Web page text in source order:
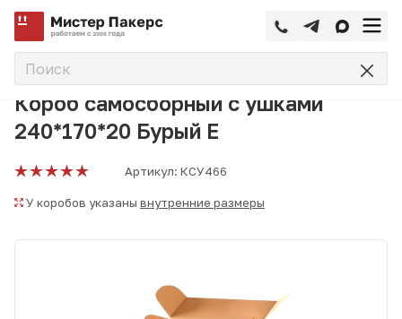
Главная Короб
Короб самосборный с ушками
240*170*20 Бурый Е
Артикул: КСУ466
У коробов указаны внутренние размеры